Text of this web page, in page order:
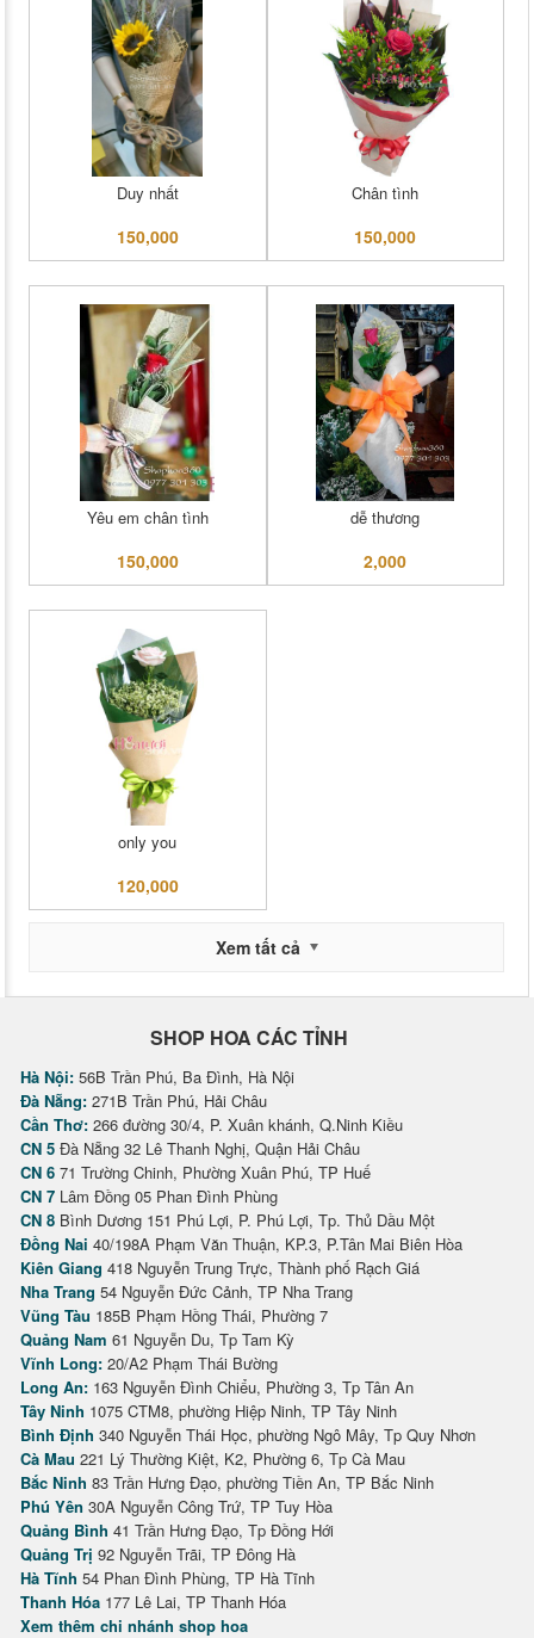
Duy nhất
150,000
Chân tình
150,000
Yêu em chân tình
150,000
dễ thương
2,000
only you
120,000
Xem tất cả
SHOP HOA CÁC TỈNH
Hà Nội: 56B Trần Phú, Ba Đình, Hà Nội
Đà Nẵng: 271B Trần Phú, Hải Châu
Cần Thơ: 266 đường 30/4, P. Xuân khánh, Q.Ninh Kiều
CN 5 Đà Nẵng 32 Lê Thanh Nghị, Quận Hải Châu
CN 6 71 Trường Chinh, Phường Xuân Phú, TP Huế
CN 7 Lâm Đồng 05 Phan Đình Phùng
CN 8 Bình Dương 151 Phú Lợi, P. Phú Lợi, Tp. Thủ Dầu Một
Đồng Nai 40/198A Phạm Văn Thuận, KP.3, P.Tân Mai Biên Hòa
Kiên Giang 418 Nguyễn Trung Trực, Thành phố Rạch Giá
Nha Trang 54 Nguyễn Đức Cảnh, TP Nha Trang
Vũng Tàu 185B Phạm Hồng Thái, Phường 7
Quảng Nam 61 Nguyễn Du, Tp Tam Kỳ
Vĩnh Long: 20/A2 Phạm Thái Bường
Long An: 163 Nguyễn Đình Chiểu, Phường 3, Tp Tân An
Tây Ninh 1075 CTM8, phường Hiệp Ninh, TP Tây Ninh
Bình Định 340 Nguyễn Thái Học, phường Ngô Mây, Tp Quy Nhơn
Cà Mau 221 Lý Thường Kiệt, K2, Phường 6, Tp Cà Mau
Bắc Ninh 83 Trần Hưng Đạo, phường Tiền An, TP Bắc Ninh
Phú Yên 30A Nguyễn Công Trứ, TP Tuy Hòa
Quảng Bình 41 Trần Hưng Đạo, Tp Đồng Hới
Quảng Trị 92 Nguyễn Trãi, TP Đông Hà
Hà Tĩnh 54 Phan Đình Phùng, TP Hà Tĩnh
Thanh Hóa 177 Lê Lai, TP Thanh Hóa
Xem thêm chi nhánh shop hoa